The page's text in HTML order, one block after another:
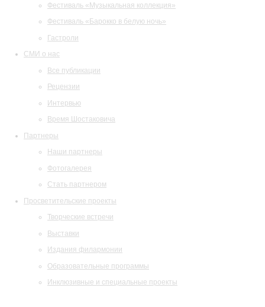
Фестиваль «Музыкальная коллекция»
Фестиваль «Барокко в белую ночь»
Гастроли
СМИ о нас
Все публикации
Рецензии
Интервью
Время Шостаковича
Партнеры
Наши партнеры
Фотогалерея
Стать партнером
Просветительские проекты
Творческие встречи
Выставки
Издания филармонии
Образовательные программы
Инклюзивные и специальные проекты